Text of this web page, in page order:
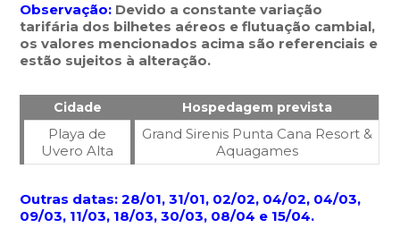
Observação: Devido a constante variação
tarifária dos bilhetes aéreos e flutuação cambial,
os valores mencionados acima são referenciais e
estão sujeitos à alteração.
Cidade Hospedagem prevista
Playa de
Uvero Alta
Grand Sirenis Punta Cana Resort &
Aquagames
Outras datas: 28/01, 31/01, 02/02, 04/02, 04/03,
09/03, 11/03, 18/03, 30/03, 08/04 e 15/04.